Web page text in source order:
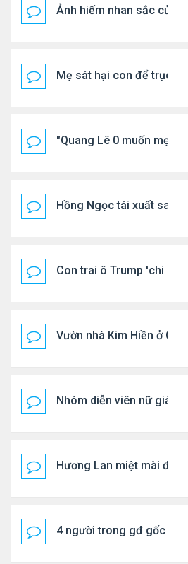
Ảnh hiếm nhan sắc của
Mẹ sát hại con để trục lợi
"Quang Lê 0 muốn mẹ
Hồng Ngọc tái xuất sau
Con trai ô Trump 'chi 8.5
Vườn nhà Kim Hiền ở
Nhóm diễn viên nữ giàu
Hương Lan miệt mài đi
4 người trong gđ gốc